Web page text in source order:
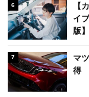
6
【
イ
版】
7
マ
得